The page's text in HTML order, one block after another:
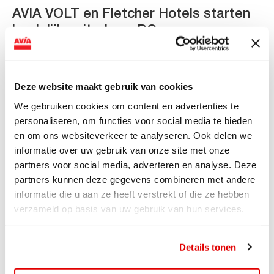
Deze website maakt gebruik van cookies
We gebruiken cookies om content en advertenties te
personaliseren, om functies voor social media te bieden
en om ons websiteverkeer te analyseren. Ook delen we
informatie over uw gebruik van onze site met onze
partners voor social media, adverteren en analyse. Deze
partners kunnen deze gegevens combineren met andere
informatie die u aan ze heeft verstrekt of die ze hebben
verzameld op basis van uw gebruik van hun services.
Details tonen
AVIA VOLT en Fletcher Hotels starten
landelijke uitrol van DC-
snellaadinfrastructuur
van DC-snellaadinfrastructuur AVIA VOLT en...
Lees verder